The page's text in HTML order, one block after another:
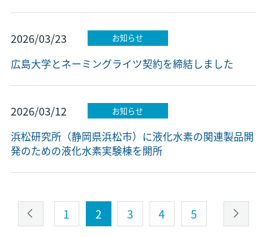
2026/03/23 お知らせ
広島大学とネーミングライツ契約を締結しました
2026/03/12 お知らせ
浜松研究所（静岡県浜松市）に液化水素の関連製品開
発のための液化水素実験棟を開所
1 2 3 4 5